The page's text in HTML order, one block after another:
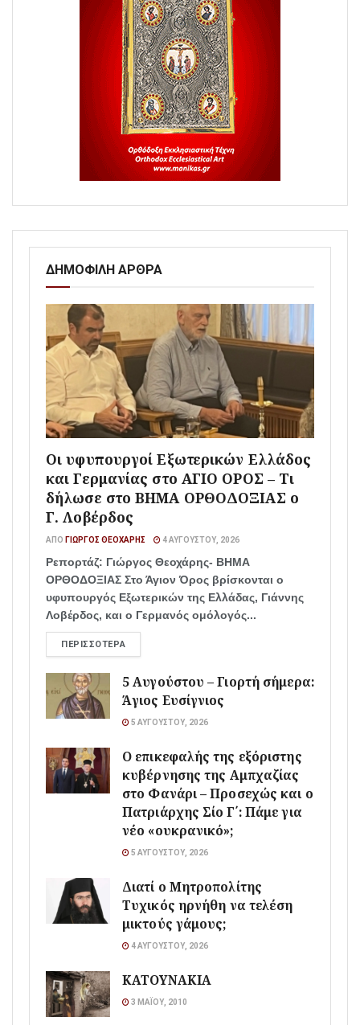
ΔΗΜΟΦΙΛΗ ΑΡΘΡΑ
Οι υφυπουργοί Εξωτερικών Ελλάδος
και Γερμανίας στο ΑΓΙΟ ΟΡΟΣ – Τι
δήλωσε στο ΒΗΜΑ ΟΡΘΟΔΟΞΙΑΣ ο
Γ. Λοβέρδος
ΑΠΌ ΓΙΏΡΓΟΣ ΘΕΟΧΆΡΗΣ 4 ΑΥΓΟΎΣΤΟΥ, 2026
Ρεπορτάζ: Γιώργος Θεοχάρης- ΒΗΜΑ
ΟΡΘΟΔΟΞΙΑΣ Στο Άγιον Όρος βρίσκονται ο
υφυπουργός Εξωτερικών της Ελλάδας, Γιάννης
Λοβέρδος, και ο Γερμανός ομόλογός...
ΠΕΡΙΣΣΌΤΕΡΑ
5 Αυγούστου – Γιορτή σήμερα:
Άγιος Ευσίγνιος
5 ΑΥΓΟΎΣΤΟΥ, 2026
Ο επικεφαλής της εξόριστης
κυβέρνησης της Αμπχαζίας
στο Φανάρι – Προσεχώς και ο
Πατριάρχης Σίο Γ΄: Πάμε για
νέο «ουκρανικό»;
5 ΑΥΓΟΎΣΤΟΥ, 2026
Διατί ο Μητροπολίτης
Τυχικός ηρνήθη να τελέση
μικτούς γάμους;
4 ΑΥΓΟΎΣΤΟΥ, 2026
ΚΑΤΟΥΝΑΚΙΑ
3 ΜΑΪ́ΟΥ, 2010